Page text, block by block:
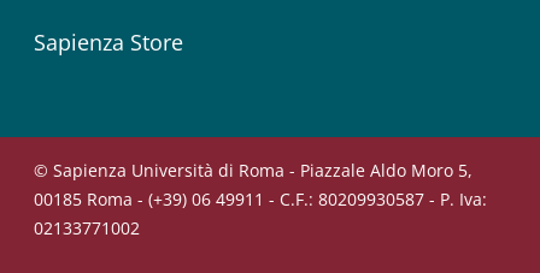
Sapienza Store
© Sapienza Università di Roma - Piazzale Aldo Moro 5,
00185 Roma - (+39) 06 49911 - C.F.: 80209930587 - P. Iva:
02133771002